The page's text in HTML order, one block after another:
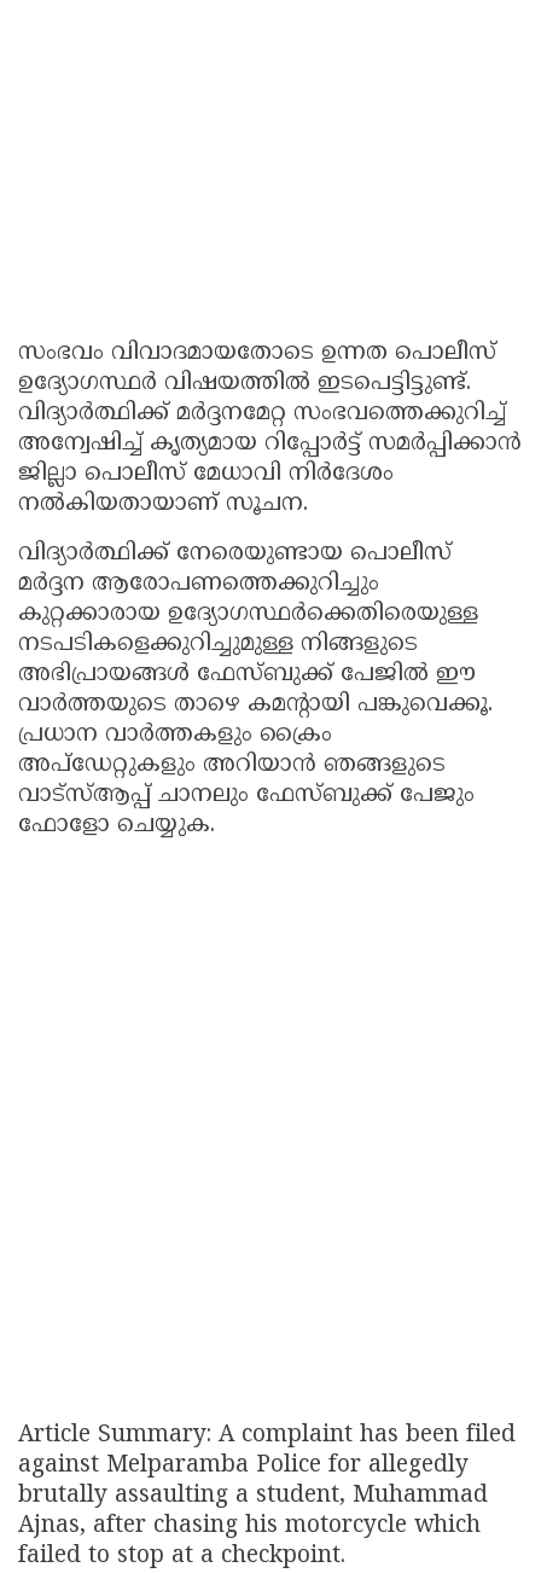
സംഭവം വിവാദമായതോടെ ഉന്നത പൊലീസ്
ഉദ്യോഗസ്ഥർ വിഷയത്തിൽ ഇടപെട്ടിട്ടുണ്ട്.
വിദ്യാർത്ഥിക്ക് മർദ്ദനമേറ്റ സംഭവത്തെക്കുറിച്ച്
അന്വേഷിച്ച് കൃത്യമായ റിപ്പോർട്ട് സമർപ്പിക്കാൻ
ജില്ലാ പൊലീസ് മേധാവി നിർദേശം
നൽകിയതായാണ് സൂചന.
വിദ്യാർത്ഥിക്ക് നേരെയുണ്ടായ പൊലീസ്
മർദ്ദന ആരോപണത്തെക്കുറിച്ചും
കുറ്റക്കാരായ ഉദ്യോഗസ്ഥർക്കെതിരെയുള്ള
നടപടികളെക്കുറിച്ചുമുള്ള നിങ്ങളുടെ
അഭിപ്രായങ്ങൾ ഫേസ്ബുക്ക് പേജില്‍ ഈ
വാര്‍ത്തയുടെ താഴെ കമന്‍റായി പങ്കുവെക്കൂ.
പ്രധാന വാർത്തകളും ക്രൈം
അപ്ഡേറ്റുകളും അറിയാൻ ഞങ്ങളുടെ
വാട്സ്ആപ്പ് ചാനലും ഫേസ്ബുക്ക് പേജും
ഫോളോ ചെയ്യുക.
Article Summary: A complaint has been filed
against Melparamba Police for allegedly
brutally assaulting a student, Muhammad
Ajnas, after chasing his motorcycle which
failed to stop at a checkpoint.